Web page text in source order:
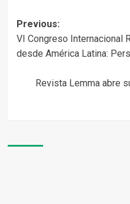
Post
navigation
Previous:
VI Congreso Internacional
desde América Latina:
Revista Lemma abre